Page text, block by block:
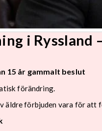
i Ryssland
15 år gammalt beslut
förändring.
äldre förbjuden vara för att